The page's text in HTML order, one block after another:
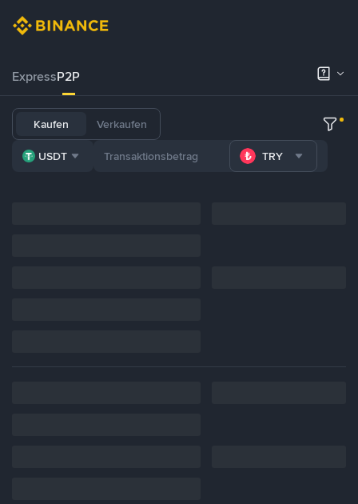
ExpressP2P
Kaufen Verkaufen
USDT TRY